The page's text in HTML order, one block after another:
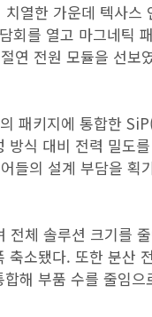
열한 가운데 텍사스
회를 열고 마그네틱
연 전원 모듈을 선보
의 패키지에 통합한
식 대비 전력 밀도
들의 설계 부담을 획
체 솔루션 크기를
소됐다. 또한 분산
해 부품 수를 줄임